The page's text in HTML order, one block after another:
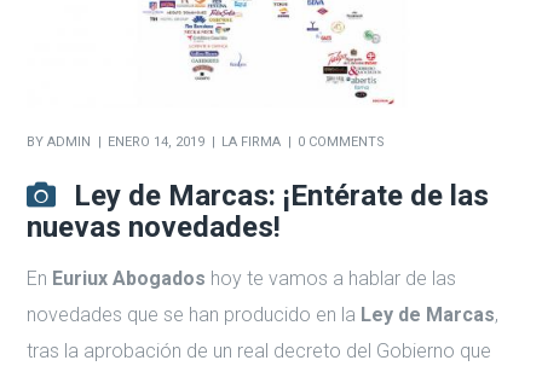
BYADMIN ENERO 14, 2019 LA FIRMA 0 COMMENTS
Ley de Marcas: ¡Entérate de las
nuevas novedades!
En Euriux Abogados hoy te vamos a hablar de las
novedades que se han producido en la Ley de Marcas,
tras la aprobación de un real decreto del Gobierno que